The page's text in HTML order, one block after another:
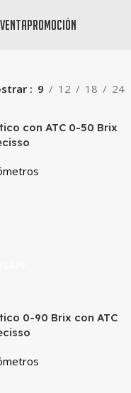
promoción
9 12 18 24
con ATC 0-50 Brix
0-90 Brix con ATC